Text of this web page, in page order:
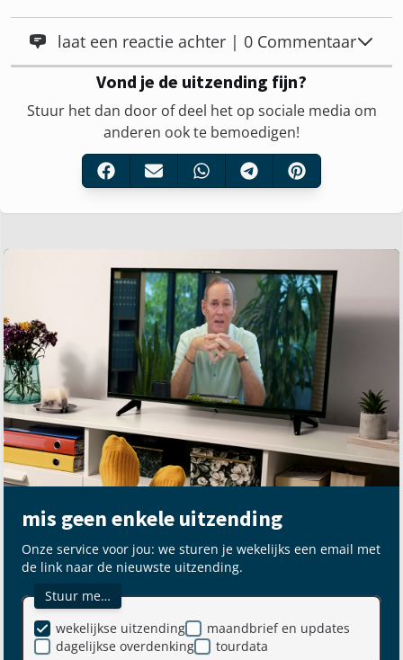
laat een reactie achter | 0 Commentaar
Vond je de uitzending fijn?
Stuur het dan door of deel het op sociale media om
anderen ook te bemoedigen!
mis geen enkele uitzending
Onze service voor jou: we sturen je wekelijks een email met
de link naar de nieuwste uitzending.
Stuur me…
maandbrief en updates
dagelijkse overdenking
wekelijkse uitzending
tourdata